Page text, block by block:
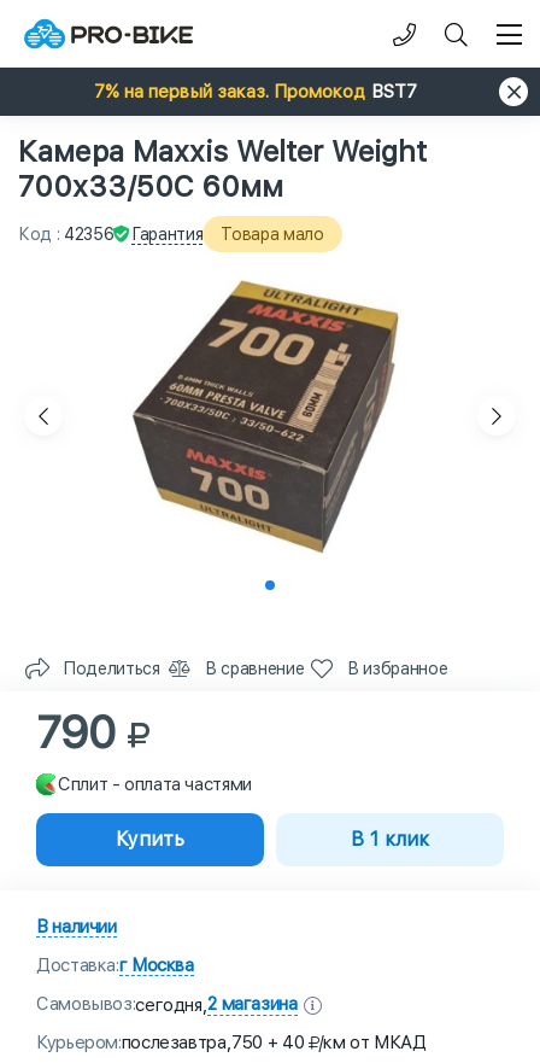
7% на первый заказ. Промокод BST7
Камера Maxxis Welter Weight
700x33/50C 60мм
Код : 42356 Гарантия Товара мало
Поделиться В сравнение В избранное
790
Сплит - оплата частями
Купить В 1 клик
В наличии
Доставка:г Москва
Самовывоз:сегодня,2 магазина
Курьером:послезавтра,750 + 40
/км от МКАД